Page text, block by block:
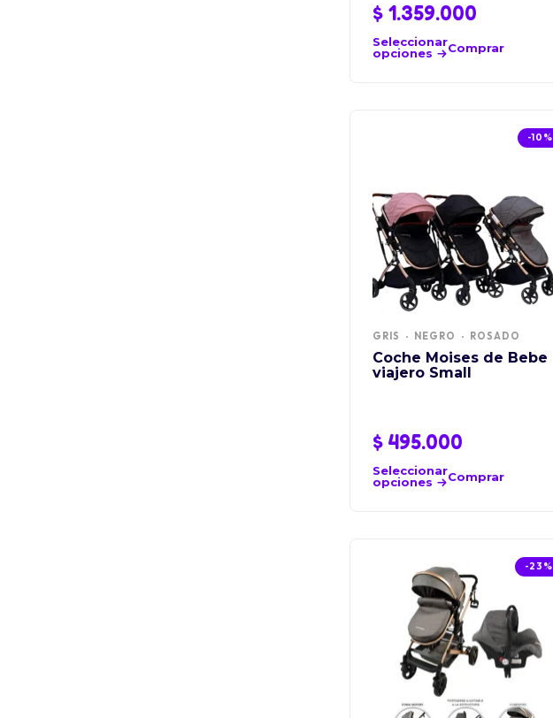
$1.359.000
Seleccionar
opciones
Comprar
-10%
GRIS NEGRO ROSADO
Coche Moises de Bebe
viajero Small
$495.000
Seleccionar
opciones
Comprar
-23%